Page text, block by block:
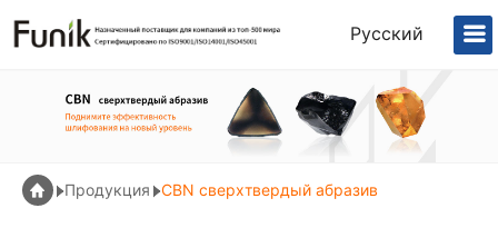
Русский
Продукция CBN сверхтвердый абразив